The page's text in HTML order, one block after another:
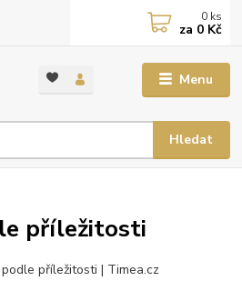
Menu
Hledat
0 ks
za 0 Kč
příležitosti